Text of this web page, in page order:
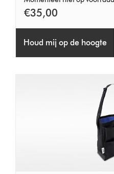
€35,00
Houd mij op de hoogte